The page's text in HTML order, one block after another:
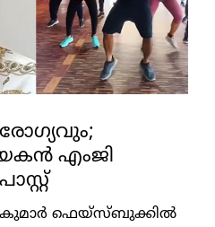
എംജി
ഫെയ്സ്ബുക്കില്‍